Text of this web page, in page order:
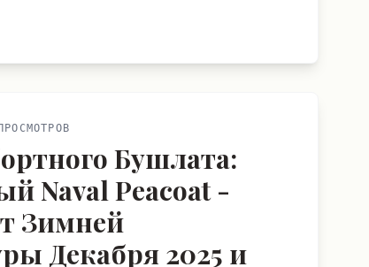
Бушлата:
Naval Peacoat -
Зимней
Декабря 2025 и